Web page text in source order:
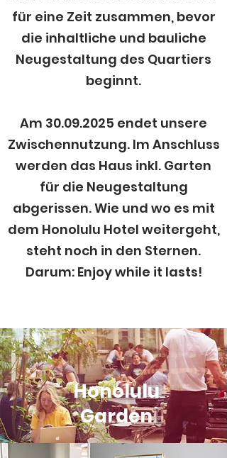
für eine Zeit zusammen, bevor
die inhaltliche und bauliche
Neugestaltung des Quartiers
beginnt.
Am 30.09.2025 endet unsere
Zwischennutzung. Im Anschluss
werden das Haus inkl. Garten
für die Neugestaltung
abgerissen. Wie und wo es mit
dem Honolulu Hotel weitergeht,
steht noch in den Sternen.
Darum: Enjoy while it lasts!
Honolulu
Garden